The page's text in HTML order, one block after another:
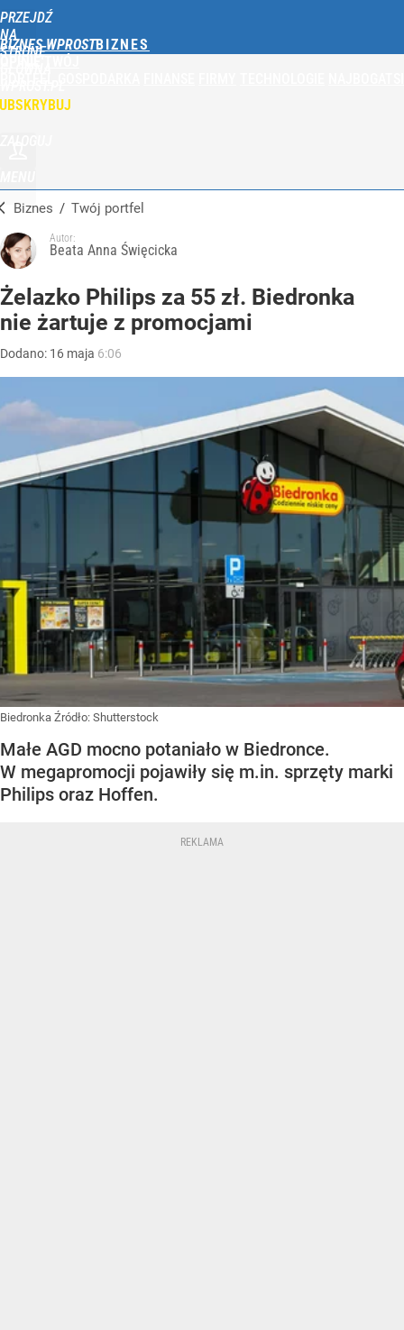
PRZEJDŹ
NA
STRONĘ
BIZNES WPROST
Biznes / Twój portfel
Autor:
Beata Anna Święcicka
Żelazko Philips za 55 zł. Biedronka
nie żartuje z promocjami
Dodano: 16 maja 6:06
Biedronka Źródło: Shutterstock
Małe AGD mocno potaniało w Biedronce.
W megapromocji pojawiły się m.in. sprzęty marki
Philips oraz Hoffen.